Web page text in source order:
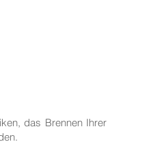
das Brennen Ihrer